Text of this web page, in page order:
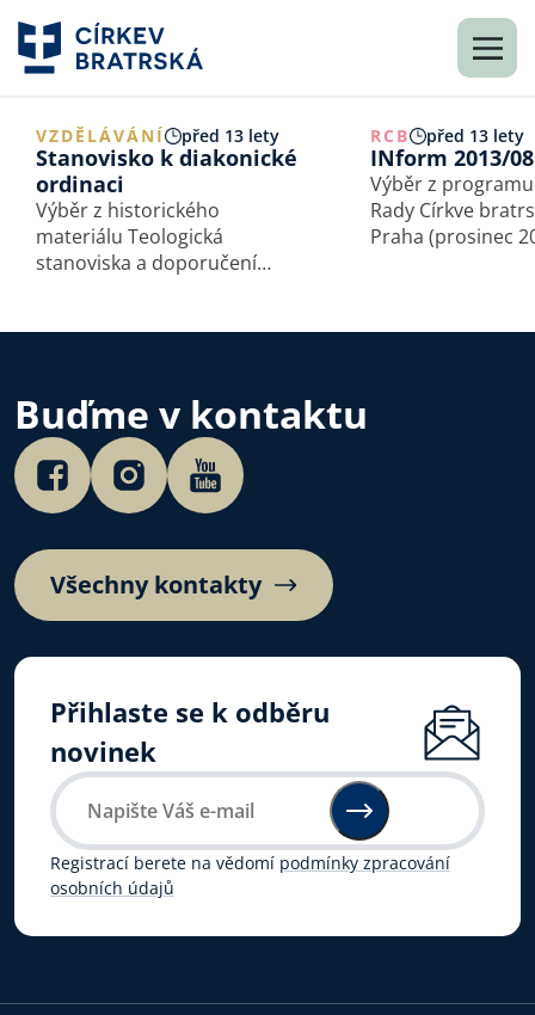
VZDĚLÁVÁNÍ před 13 lety
Stanovisko k diakonické
ordinaci
Výběr z historického
materiálu Teologická
stanoviska a doporučení
Církve bratrské otištěno
v časopise Brána 1/2006, s. 9
Církev bratrská…
RCB před 13 lety
INform 2013/08
Výběr z
Rady Církve
Praha (prosinec 2013)
Buďme v kontaktu
Všechny kontakty
Přihlaste se k odběru
novinek
Registrací berete na vědomí podmínky zpracování
osobních údajů